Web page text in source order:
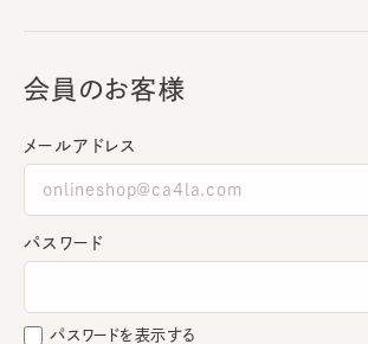
会員のお客様
メールアドレス
パスワード
パスワードを表示する